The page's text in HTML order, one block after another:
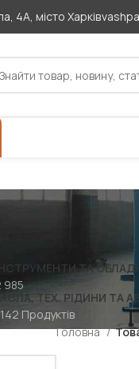
4А, місто Харків
ІНСТРУМЕНТИ ТА
985
ТЕХ. РІДИНИ ТА
Продуктів
Головна